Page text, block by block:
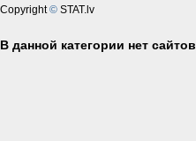
Copyright© STAT.lv
В данной категории нет сайтов